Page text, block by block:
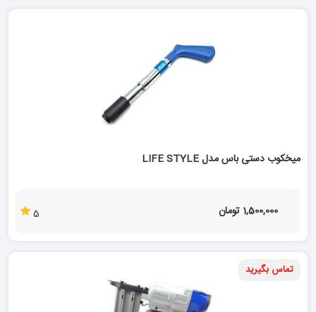
میخکوب دستی باس مدل LIFE STYLE
1,500,000 تومان 5
تماس بگیرید